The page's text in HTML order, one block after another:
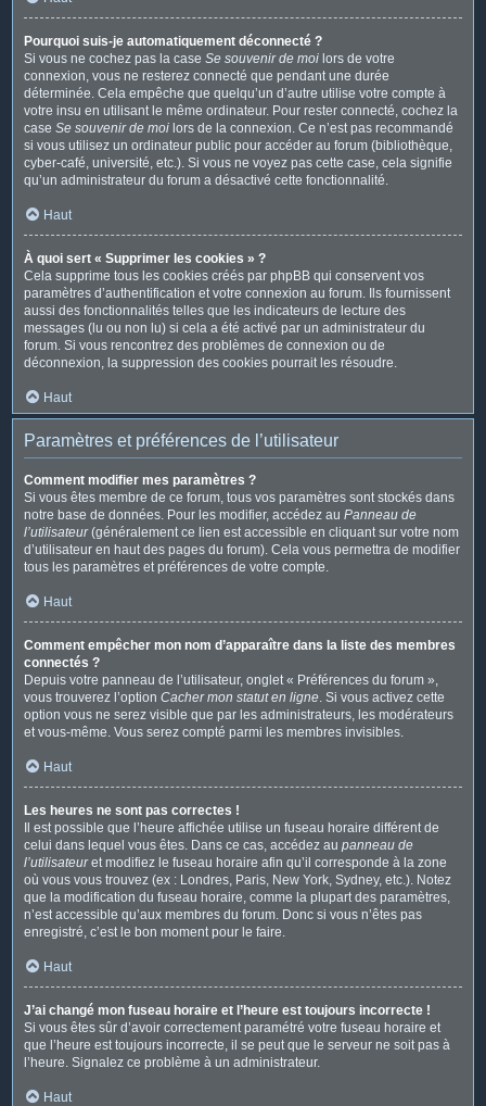
Pourquoi suis-je automatiquement déconnecté ?
Si vous ne cochez pas la case Se souvenir de moi lors de votre
connexion, vous ne resterez connecté que pendant une durée
déterminée. Cela empêche que quelqu’un d’autre utilise votre compte à
votre insu en utilisant le même ordinateur. Pour rester connecté, cochez la
case Se souvenir de moi lors de la connexion. Ce n’est pas recommandé
si vous utilisez un ordinateur public pour accéder au forum (bibliothèque,
cyber-café, université, etc.). Si vous ne voyez pas cette case, cela signifie
qu’un administrateur du forum a désactivé cette fonctionnalité.
Haut
À quoi sert « Supprimer les cookies » ?
Cela supprime tous les cookies créés par phpBB qui conservent vos
paramètres d’authentification et votre connexion au forum. Ils fournissent
aussi des fonctionnalités telles que les indicateurs de lecture des
messages (lu ou non lu) si cela a été activé par un administrateur du
forum. Si vous rencontrez des problèmes de connexion ou de
déconnexion, la suppression des cookies pourrait les résoudre.
Haut
Paramètres et préférences de l’utilisateur
Comment modifier mes paramètres ?
Si vous êtes membre de ce forum, tous vos paramètres sont stockés dans
notre base de données. Pour les modifier, accédez au Panneau de
l’utilisateur(généralement ce lien est accessible en cliquant sur votre nom
d’utilisateur en haut des pages du forum). Cela vous permettra de modifier
tous les paramètres et préférences de votre compte.
Haut
Comment empêcher mon nom d’apparaître dans la liste des membres
connectés ?
Depuis votre panneau de l’utilisateur, onglet « Préférences du forum »,
vous trouverez l’option Cacher mon statut en ligne. Si vous activez cette
option vous ne serez visible que par les administrateurs, les modérateurs
et vous-même. Vous serez compté parmi les membres invisibles.
Haut
Les heures ne sont pas correctes !
Il est possible que l’heure affichée utilise un fuseau horaire différent de
celui dans lequel vous êtes. Dans ce cas, accédez au panneau de
l’utilisateuret modifiez le fuseau horaire afin qu’il corresponde à la zone
où vous vous trouvez (ex : Londres, Paris, New York, Sydney, etc.). Notez
que la modification du fuseau horaire, comme la plupart des paramètres,
n’est accessible qu’aux membres du forum. Donc si vous n’êtes pas
enregistré, c’est le bon moment pour le faire.
Haut
J’ai changé mon fuseau horaire et l’heure est toujours incorrecte !
Si vous êtes sûr d’avoir correctement paramétré votre fuseau horaire et
que l’heure est toujours incorrecte, il se peut que le serveur ne soit pas à
l’heure. Signalez ce problème à un administrateur.
Haut